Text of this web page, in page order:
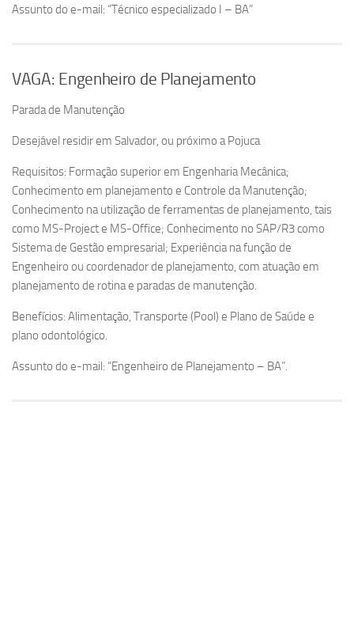
Assunto do e-mail: “Técnico especializado I – BA”
VAGA: Engenheiro de Planejamento
Parada de Manutenção
Desejável residir em Salvador, ou próximo a Pojuca
Requisitos: Formação superior em Engenharia Mecânica;
Conhecimento em planejamento e Controle da Manutenção;
Conhecimento na utilização de ferramentas de planejamento, tais
como MS-Project e MS-Office; Conhecimento no SAP/R3 como
Sistema de Gestão empresarial; Experiência na função de
Engenheiro ou coordenador de planejamento, com atuação em
planejamento de rotina e paradas de manutenção.
Benefícios: Alimentação, Transporte (Pool) e Plano de Saúde e
plano odontológico.
Assunto do e-mail: “Engenheiro de Planejamento – BA”.